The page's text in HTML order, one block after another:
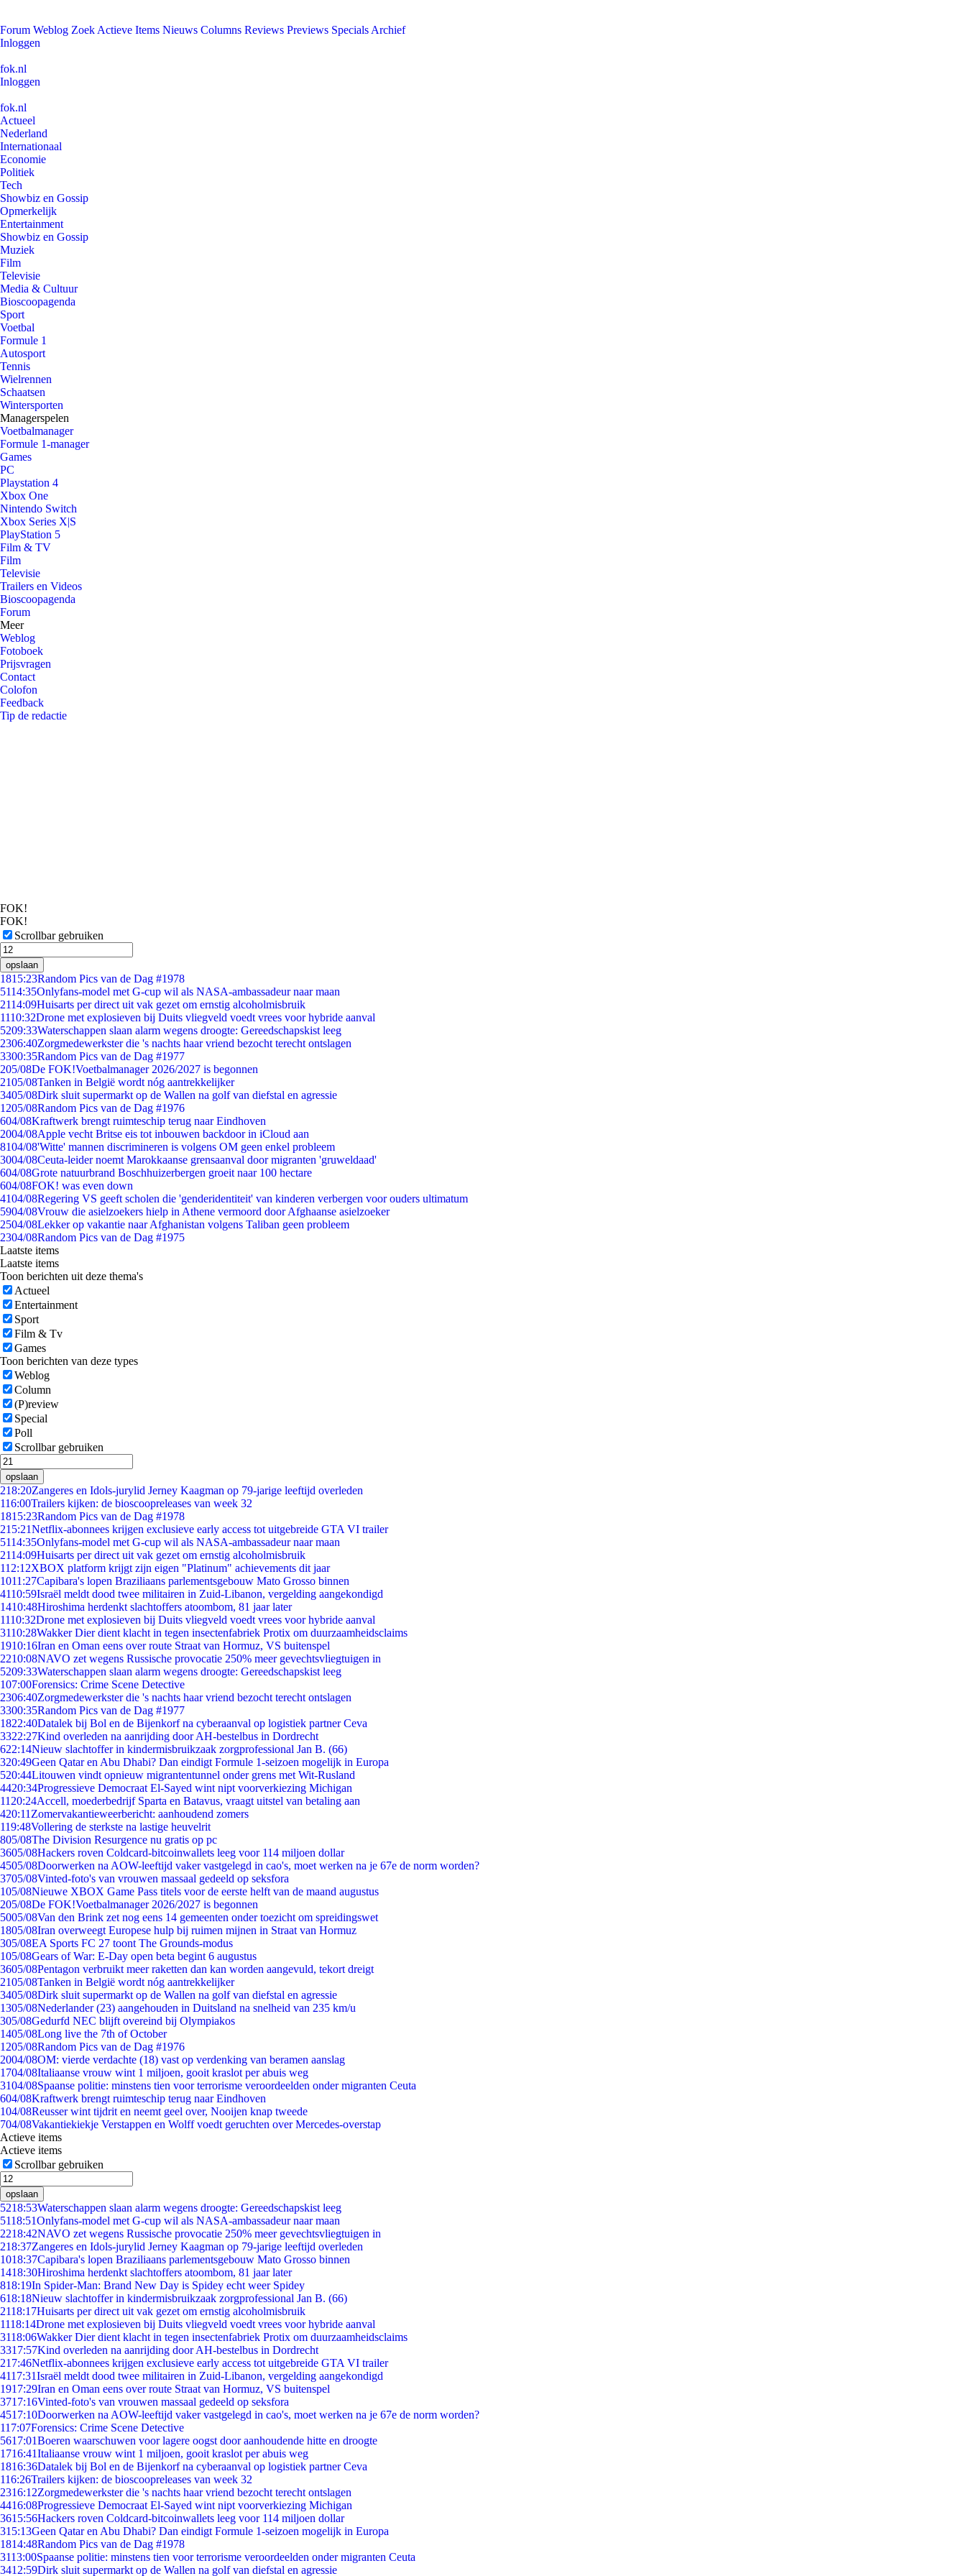
Forum Weblog Zoek Actieve Items Nieuws Columns Reviews Previews Specials Archief
Inloggen
fok.nl
Inloggen
fok.nl
Actueel
Nederland
Internationaal
Economie
Politiek
Tech
Showbiz en Gossip
Opmerkelijk
Entertainment
Showbiz en Gossip
Muziek
Film
Televisie
Media & Cultuur
Bioscoopagenda
Sport
Voetbal
Formule 1
Autosport
Tennis
Wielrennen
Schaatsen
Wintersporten
Managerspelen
Voetbalmanager
Formule 1-manager
Games
PC
Playstation 4
Xbox One
Nintendo Switch
Xbox Series X|S
PlayStation 5
Film & TV
Film
Televisie
Trailers en Videos
Bioscoopagenda
Forum
Meer
Weblog
Fotoboek
Prijsvragen
Contact
Colofon
Feedback
Tip de redactie
FOK!
FOK!
Scrollbar gebruiken
opslaan
1815:23Random Pics van de Dag #1978
5114:35Onlyfans-model met G-cup wil als NASA-ambassadeur naar maan
2114:09Huisarts per direct uit vak gezet om ernstig alcoholmisbruik
1110:32Drone met explosieven bij Duits vliegveld voedt vrees voor hybride aanval
5209:33Waterschappen slaan alarm wegens droogte: Gereedschapskist leeg
2306:40Zorgmedewerkster die 's nachts haar vriend bezocht terecht ontslagen
3300:35Random Pics van de Dag #1977
205/08De FOK!Voetbalmanager 2026/2027 is begonnen
2105/08Tanken in België wordt nóg aantrekkelijker
3405/08Dirk sluit supermarkt op de Wallen na golf van diefstal en agressie
1205/08Random Pics van de Dag #1976
604/08Kraftwerk brengt ruimteschip terug naar Eindhoven
2004/08Apple vecht Britse eis tot inbouwen backdoor in iCloud aan
8104/08'Witte' mannen discrimineren is volgens OM geen enkel probleem
3004/08Ceuta-leider noemt Marokkaanse grensaanval door migranten 'gruweldaad'
604/08Grote natuurbrand Boschhuizerbergen groeit naar 100 hectare
604/08FOK! was even down
4104/08Regering VS geeft scholen die 'genderidentiteit' van kinderen verbergen voor ouders ultimatum
5904/08Vrouw die asielzoekers hielp in Athene vermoord door Afghaanse asielzoeker
2504/08Lekker op vakantie naar Afghanistan volgens Taliban geen probleem
2304/08Random Pics van de Dag #1975
Laatste items
Laatste items
Toon berichten uit deze thema's
Actueel
Entertainment
Sport
Film & Tv
Games
Toon berichten van deze types
Weblog
Column
(P)review
Special
Poll
Scrollbar gebruiken
opslaan
218:20Zangeres en Idols-jurylid Jerney Kaagman op 79-jarige leeftijd overleden
116:00Trailers kijken: de bioscoopreleases van week 32
1815:23Random Pics van de Dag #1978
215:21Netflix-abonnees krijgen exclusieve early access tot uitgebreide GTA VI trailer
5114:35Onlyfans-model met G-cup wil als NASA-ambassadeur naar maan
2114:09Huisarts per direct uit vak gezet om ernstig alcoholmisbruik
112:12XBOX platform krijgt zijn eigen "Platinum" achievements dit jaar
1011:27Capibara's lopen Braziliaans parlementsgebouw Mato Grosso binnen
4110:59Israël meldt dood twee militairen in Zuid-Libanon, vergelding aangekondigd
1410:48Hiroshima herdenkt slachtoffers atoombom, 81 jaar later
1110:32Drone met explosieven bij Duits vliegveld voedt vrees voor hybride aanval
3110:28Wakker Dier dient klacht in tegen insectenfabriek Protix om duurzaamheidsclaims
1910:16Iran en Oman eens over route Straat van Hormuz, VS buitenspel
2210:08NAVO zet wegens Russische provocatie 250% meer gevechtsvliegtuigen in
5209:33Waterschappen slaan alarm wegens droogte: Gereedschapskist leeg
107:00Forensics: Crime Scene Detective
2306:40Zorgmedewerkster die 's nachts haar vriend bezocht terecht ontslagen
3300:35Random Pics van de Dag #1977
1822:40Datalek bij Bol en de Bijenkorf na cyberaanval op logistiek partner Ceva
3322:27Kind overleden na aanrijding door AH-bestelbus in Dordrecht
622:14Nieuw slachtoffer in kindermisbruikzaak zorgprofessional Jan B. (66)
320:49Geen Qatar en Abu Dhabi? Dan eindigt Formule 1-seizoen mogelijk in Europa
520:44Litouwen vindt opnieuw migrantentunnel onder grens met Wit-Rusland
4420:34Progressieve Democraat El-Sayed wint nipt voorverkiezing Michigan
11 20:24Accell, moederbedrijf Sparta en Batavus, vraagt uitstel van betaling aan
420:11 Zomervakantieweerbericht: aanhoudend zomers
119:48Vollering de sterkste na lastige heuvelrit
805/08The Division Resurgence nu gratis op pc
3605/08Hackers roven Coldcard-bitcoinwallets leeg voor 114 miljoen dollar
4505/08Doorwerken na AOW-leeftijd vaker vastgelegd in cao's, moet werken na je 67e de norm worden?
3705/08Vinted-foto's van vrouwen massaal gedeeld op seksfora
105/08Nieuwe XBOX Game Pass titels voor de eerste helft van de maand augustus
205/08De FOK!Voetbalmanager 2026/2027 is begonnen
5005/08Van den Brink zet nog eens 14 gemeenten onder toezicht om spreidingswet
1805/08Iran overweegt Europese hulp bij ruimen mijnen in Straat van Hormuz
305/08EA Sports FC 27 toont The Grounds-modus
105/08Gears of War: E-Day open beta begint 6 augustus
3605/08Pentagon verbruikt meer raketten dan kan worden aangevuld, tekort dreigt
2105/08Tanken in België wordt nóg aantrekkelijker
3405/08Dirk sluit supermarkt op de Wallen na golf van diefstal en agressie
1305/08Nederlander (23) aangehouden in Duitsland na snelheid van 235 km/u
305/08Gedurfd NEC blijft overeind bij Olympiakos
1405/08Long live the 7th of October
1205/08Random Pics van de Dag #1976
2004/08OM: vierde verdachte (18) vast op verdenking van beramen aanslag
1704/08Italiaanse vrouw wint 1 miljoen, gooit kraslot per abuis weg
3104/08Spaanse politie: minstens tien voor terrorisme veroordeelden onder migranten Ceuta
604/08Kraftwerk brengt ruimteschip terug naar Eindhoven
104/08Reusser wint tijdrit en neemt geel over, Nooijen knap tweede
704/08Vakantiekiekje Verstappen en Wolff voedt geruchten over Mercedes-overstap
Actieve items
Actieve items
Scrollbar gebruiken
opslaan
5218:53Waterschappen slaan alarm wegens droogte: Gereedschapskist leeg
5118:51Onlyfans-model met G-cup wil als NASA-ambassadeur naar maan
2218:42NAVO zet wegens Russische provocatie 250% meer gevechtsvliegtuigen in
218:37Zangeres en Idols-jurylid Jerney Kaagman op 79-jarige leeftijd overleden
1018:37Capibara's lopen Braziliaans parlementsgebouw Mato Grosso binnen
1418:30Hiroshima herdenkt slachtoffers atoombom, 81 jaar later
818:19In Spider-Man: Brand New Day is Spidey echt weer Spidey
618:18Nieuw slachtoffer in kindermisbruikzaak zorgprofessional Jan B. (66)
2118:17Huisarts per direct uit vak gezet om ernstig alcoholmisbruik
1118:14Drone met explosieven bij Duits vliegveld voedt vrees voor hybride aanval
3118:06Wakker Dier dient klacht in tegen insectenfabriek Protix om duurzaamheidsclaims
3317:57Kind overleden na aanrijding door AH-bestelbus in Dordrecht
217:46Netflix-abonnees krijgen exclusieve early access tot uitgebreide GTA VI trailer
4117:31Israël meldt dood twee militairen in Zuid-Libanon, vergelding aangekondigd
1917:29Iran en Oman eens over route Straat van Hormuz, VS buitenspel
3717:16Vinted-foto's van vrouwen massaal gedeeld op seksfora
4517:10Doorwerken na AOW-leeftijd vaker vastgelegd in cao's, moet werken na je 67e de norm worden?
117:07Forensics: Crime Scene Detective
5617:01Boeren waarschuwen voor lagere oogst door aanhoudende hitte en droogte
1716:41Italiaanse vrouw wint 1 miljoen, gooit kraslot per abuis weg
1816:36Datalek bij Bol en de Bijenkorf na cyberaanval op logistiek partner Ceva
116:26Trailers kijken: de bioscoopreleases van week 32
2316:12Zorgmedewerkster die 's nachts haar vriend bezocht terecht ontslagen
4416:08Progressieve Democraat El-Sayed wint nipt voorverkiezing Michigan
3615:56Hackers roven Coldcard-bitcoinwallets leeg voor 114 miljoen dollar
315:13Geen Qatar en Abu Dhabi? Dan eindigt Formule 1-seizoen mogelijk in Europa
1814:48Random Pics van de Dag #1978
3113:00Spaanse politie: minstens tien voor terrorisme veroordeelden onder migranten Ceuta
3412:59Dirk sluit supermarkt op de Wallen na golf van diefstal en agressie